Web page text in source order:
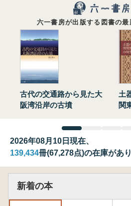
六一書房が出版する図書の最
古代の交通路から見た大
阪湾沿岸の古墳
土
関
2026年08月10日現在、
139,434冊(67,278点)の在庫があ
新着の本